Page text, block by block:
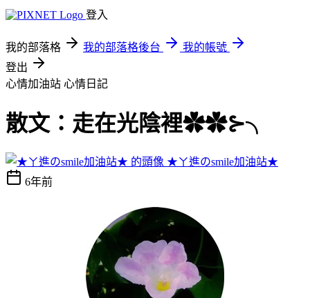
登入
我的部落格 我的部落格後台
我的帳號
登出
心情加油站 心情日記
散文：走在光陰裡✿✿⊱╮
★ㄚ進のsmile加油站★
6年前